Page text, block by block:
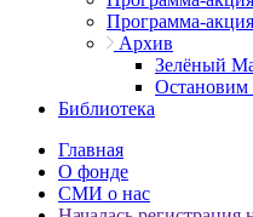
Программа-
Архив
Зелёный
Остановим
Библиотека
Главная
О фонде
СМИ о нас